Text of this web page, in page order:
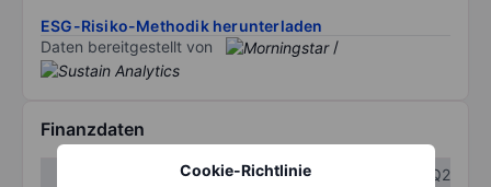
Cookie-Richtlinie
ESG-Risiko-Methodik herunterladen
Daten bereitgestellt von
/
Finanzdaten
Q2